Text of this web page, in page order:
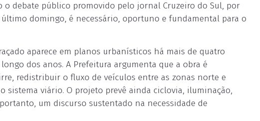
o debate público promovido pelo jornal Cruzeiro do Sul, por
domingo, é necessário, oportuno e fundamental para o
aparece em planos urbanísticos há mais de quatro
dos anos. A Prefeitura argumenta que a obra é
redistribuir o fluxo de veículos entre as zonas norte e
sistema viário. O projeto prevê ainda ciclovia, iluminação,
um discurso sustentado na necessidade de